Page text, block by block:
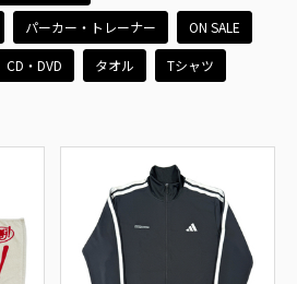
パーカー・トレーナー ON SALE
CD・DVD タオル Tシャツ